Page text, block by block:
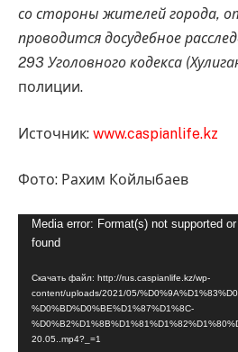
со стороны жителей города,
проводится досудебное
293 Уголовного кодекса
полиции.
Источник: www.caspianlife.kz
Фото: Рахим Койлыбаев
Видеоплеер
Media error: Format(s) not supported
found
Скачать файл: http://rus.caspianlife.kz/wp-
content/uploads/2021/05/
%D0%BD%D0%BE%D1%87%D1%8C-
20.05..mp4?_=1